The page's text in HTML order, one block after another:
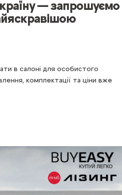
— запрошуємо
в салоні для особистого
комплектації та ціни вже